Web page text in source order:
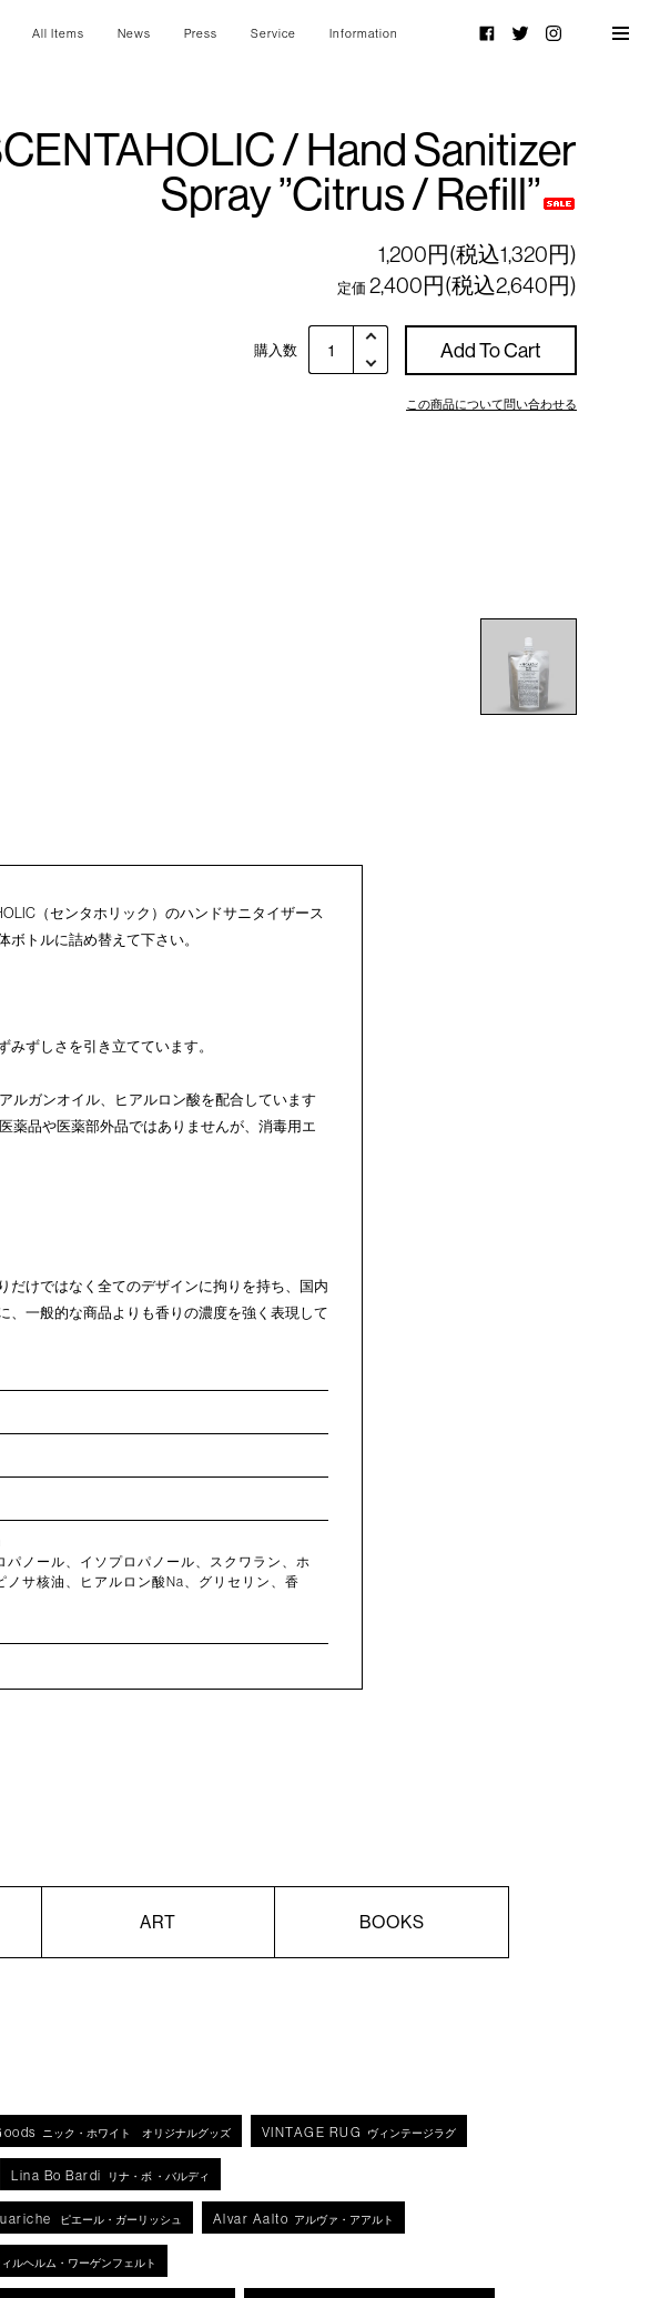
All Items News Press Service Information
/ Hand Sanitizer
Spray ”Citrus / Refill”
1,200円(税込1,320円)
定価 2,400円(税込2,640円)
購入数 Add To Cart
この商品について問い合わせる
（センタホリック）のハンドサニタイザース
トルに詰め替えて下さい。
ずしさを引き立てています。
ルガンオイル、ヒアルロン酸を配合しています
薬品や医薬部外品ではありませんが、消毒用エ
だけではなく全てのデザインに拘りを持ち、国内
、一般的な商品よりも香りの濃度を強く表現して
パノール、イソプロパノール、スクワラン、ホ
ノサ核油、ヒアルロン酸Na、グリセリン、香
ART BOOKS
ニック・ホワイト オリジナルグッズ VINTAGE RUG ヴィンテージラグ
Lina Bo Bardi リナ・ボ ・バルディ
ピエール・ガーリッシュ Alvar Aalto アルヴァ・アアルト
ルヘルム・ワーゲンフェルト